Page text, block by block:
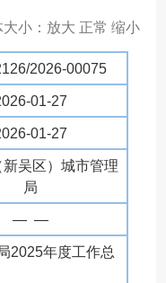
小： 放大 正常 缩小
2026-00075
01-27
01-27
吴区）城市管理
局
— —
2025年度工作总